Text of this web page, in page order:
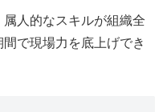
人的なスキルが組織全
で現場力を底上げでき